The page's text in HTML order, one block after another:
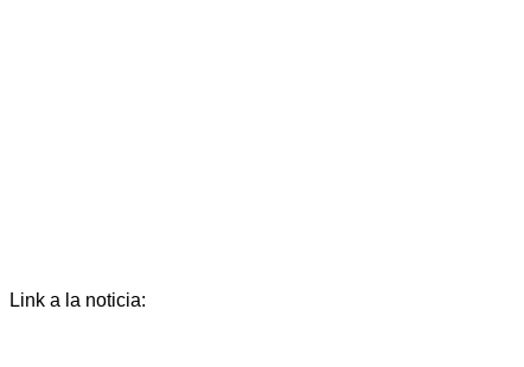
Link a la noticia: